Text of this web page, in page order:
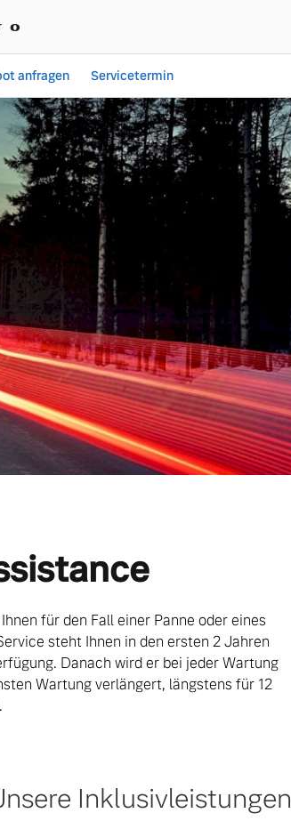
anfragen Servicetermin
für den Fall einer Panne oder eines
steht Ihnen in den ersten 2 Jahren
Danach wird er bei jeder Wartung
Wartung verlängert, längstens für 12
Inklusivleistungen